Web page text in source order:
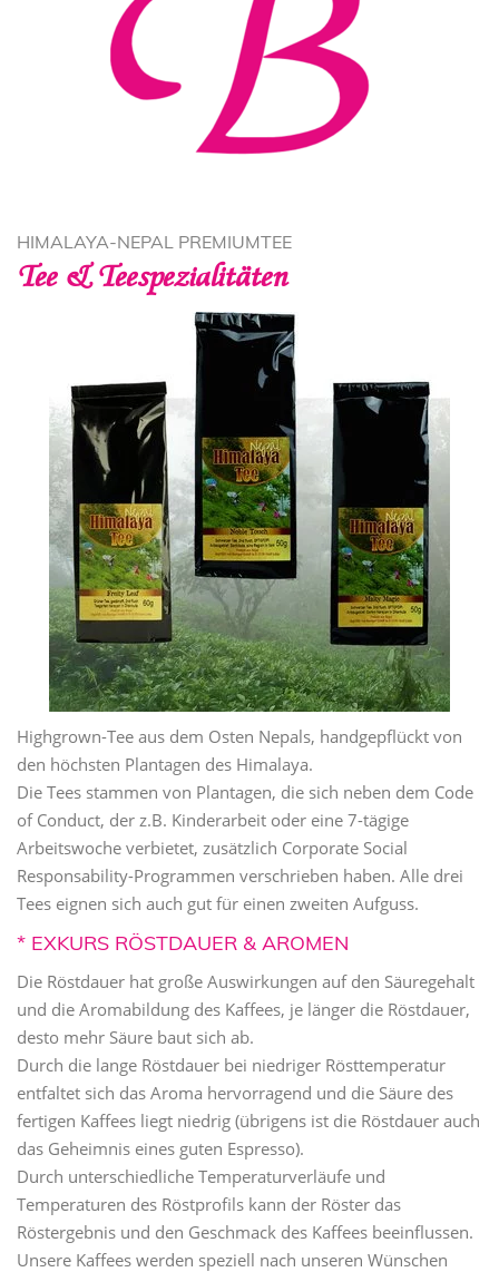
HIMALAYA-NEPAL PREMIUMTEE
Tee & Teespezialitäten
Highgrown-Tee aus dem Osten Nepals, handgepflückt von
den höchsten Plantagen des Himalaya.
Die Tees stammen von Plantagen, die sich neben dem Code
of Conduct, der z.B. Kinderarbeit oder eine 7-tägige
Arbeitswoche verbietet, zusätzlich Corporate Social
Responsability-Programmen verschrieben haben. Alle drei
Tees eignen sich auch gut für einen zweiten Aufguss.
* EXKURS RÖSTDAUER & AROMEN
Die Röstdauer hat große Auswirkungen auf den Säuregehalt
und die Aromabildung des Kaffees, je länger die Röstdauer,
desto mehr Säure baut sich ab.
Durch die lange Röstdauer bei niedriger Rösttemperatur
entfaltet sich das Aroma hervorragend und die Säure des
fertigen Kaffees liegt niedrig (übrigens ist die Röstdauer auch
das Geheimnis eines guten Espresso).
Durch unterschiedliche Temperaturverläufe und
Temperaturen des Röstprofils kann der Röster das
Röstergebnis und den Geschmack des Kaffees beeinflussen.
Unsere Kaffees werden speziell nach unseren Wünschen